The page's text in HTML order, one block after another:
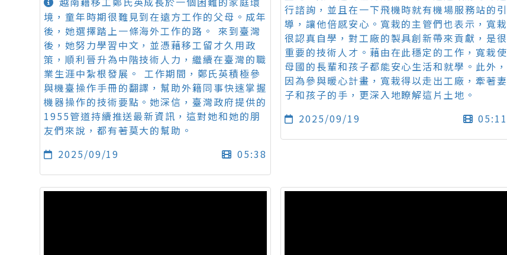
境，童年時期很難見到在遠方工作的父母。成年
後，她選擇踏上一條海外工作的路。 來到臺灣
後，她努力學習中文，並憑藉移工留才久用政
策，順利晉升為中階技術人力，繼續在臺灣的職
業生涯中紮根發展。 工作期間，鄭氏英積極參
與機臺操作手冊的翻譯，幫助外籍同事快速掌握
機器操作的技術要點。她深信，臺灣政府提供的
1955管道持續推送最新資訊，這對她和她的朋
友們來說，都有著莫大的幫助。
2025/09/19
05:38
行諮詢，並且在一下飛機時就有機場服務站的引
導，讓他倍感安心。寬栽的主管們也表示，寬栽
很認真自學，對工廠的製具創新帶來貢獻，是很
重要的技術人才。藉由在此穩定的工作，寬栽使
母國的長輩和孩子都能安心生活和就學。此外，
因為參與暖心計畫，寬栽得以走出工廠，牽著妻
子和孩子的手，更深入地瞭解這片土地。
2025/09/19
05:11